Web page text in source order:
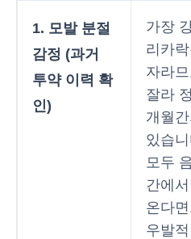
1. 모발 분절
감정 (과거
투약 이력 확
인)
가장
리카
자라
잘라
개월
있습
모두
간에
온다
우발